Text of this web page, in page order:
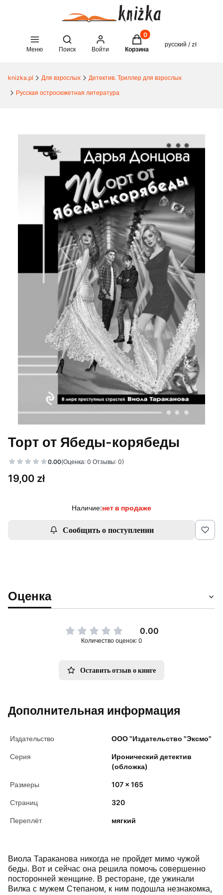
Меню
Open search engine
Поиск Войти
Товары в корзине: 0.
Корзина
русский / zł
knizka.pl Для взрослых
Детектив. Триллер для взрослых
Русская остросюжетная литература
Торт от Ябеды-корябеды
0.00(Оценка: 0 Отзывы: 0)
Цена
19,00 zł
Наличие:нет в продаже
Сообщить о поступлении
Оценка
0.00
Количество оценок: 0
Оставить отзыв о книге
Дополнительная информация
Издательство ООО "Издательство "Эксмо"
Серия
Иронический детектив
(обложка)
Размеры 107 x 165
Страниц 320
Переплёт мягкий
Виола Тараканова никогда не пройдет мимо чужой
беды. Вот и сейчас она решила помочь совершенно
посторонней женщине. В ресторане, где ужинали
Вилка с мужем Степаном, к ним подошла незнакомка,